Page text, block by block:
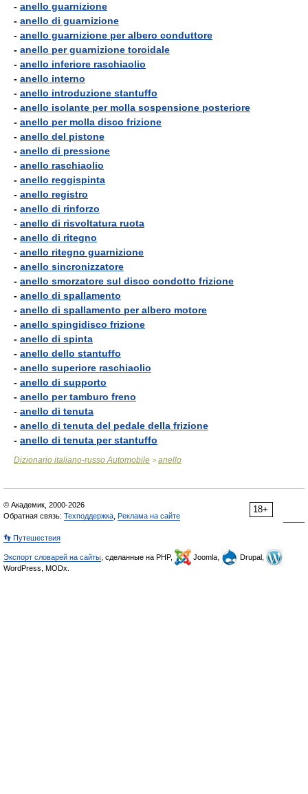
- anello guarnizione
- anello di guarnizione
- anello guarnizione per albero conduttore
- anello per guarnizione toroidale
- anello inferiore raschiaolio
- anello interno
- anello introduzione stantuffo
- anello isolante per molla sospensione posteriore
- anello per molla disco frizione
- anello del pistone
- anello di pressione
- anello raschiaolio
- anello reggispinta
- anello registro
- anello di rinforzo
- anello di risvoltatura ruota
- anello di ritegno
- anello ritegno guarnizione
- anello sincronizzatore
- anello smorzatore sul disco condotto frizione
- anello di spallamento
- anello di spallamento per albero motore
- anello spingidisco frizione
- anello di spinta
- anello dello stantuffo
- anello superiore raschiaolio
- anello di supporto
- anello per tamburo freno
- anello di tenuta
- anello di tenuta del pedale della frizione
- anello di tenuta per stantuffo
Dizionario italiano-russo Automobile > anello
18+
© Академик, 2000-2026
Обратная связь: Техподдержка Реклама на сайте
👣 Путешествия
Экспорт словарей на сайты , сделанные на PHP, Joomla,
Drupal,
WordPress, MODx.